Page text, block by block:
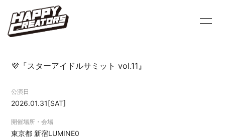
PROFILE
VIDEO
BLOG
💜『スターアイドルサミット vol.11』
公演日
2026.01.31[SAT]
開催場所・会場
東京都 新宿LUMINE0